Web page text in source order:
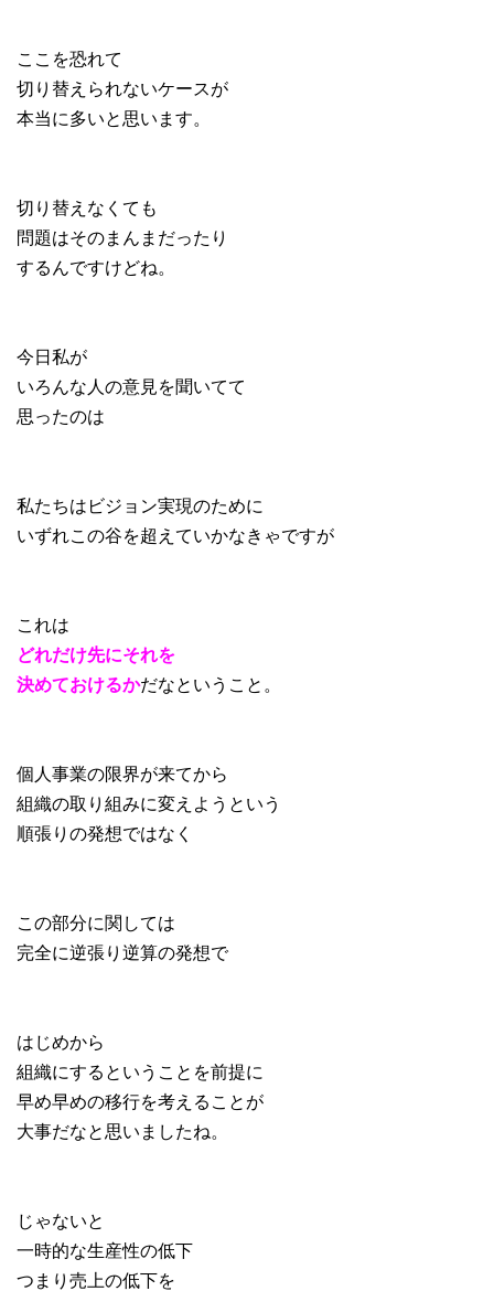
ここを恐れて
切り替えられないケースが
本当に多いと思います。
切り替えなくても
問題はそのまんまだったり
するんですけどね。
今日私が
いろんな人の意見を聞いてて
思ったのは
私たちはビジョン実現のために
いずれこの谷を超えていかなきゃですが
これは
どれだけ先にそれを
決めておけるかだなということ。
個人事業の限界が来てから
組織の取り組みに変えようという
順張りの発想ではなく
この部分に関しては
完全に逆張り逆算の発想で
はじめから
組織にするということを前提に
早め早めの移行を考えることが
大事だなと思いましたね。
じゃないと
一時的な生産性の低下
つまり売上の低下を